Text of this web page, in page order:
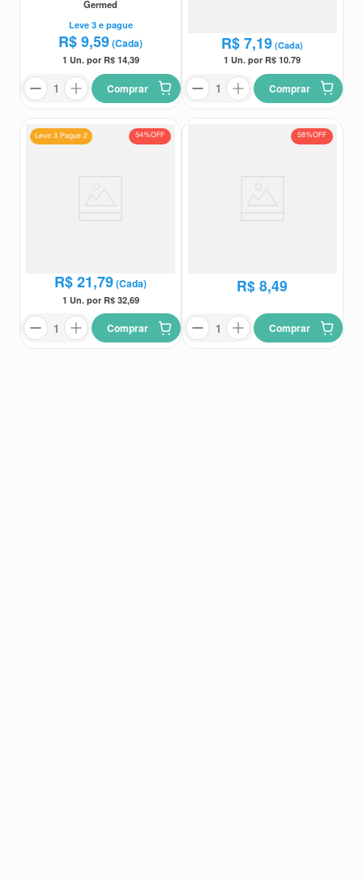
Germed
Leve 3e pague
R$9,59(Cada)
1 Un. por R$ 14,39
Comprar
R$ 7,19 (Cada)
1 Un. por R$10.79
Comprar
Leve 3 Pague 2 54%OFF
Naproxeno Sódico 550mg
R$21,79(Cada)
1 Un. por R$ 32,69
Comprar
58%OFF
Diclofenaco Dietilamônio
R$ 8,49
Comprar